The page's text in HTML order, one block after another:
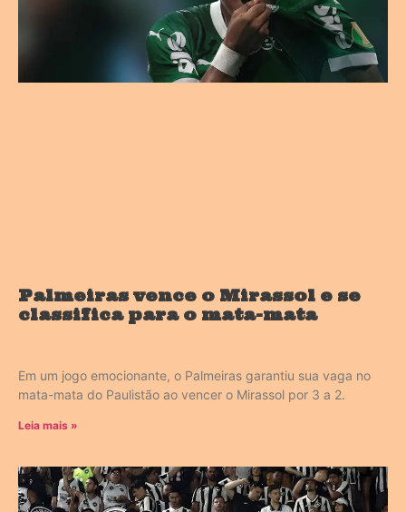
Palmeiras vence o Mirassol e se
classifica para o mata-mata
Em um jogo emocionante, o Palmeiras garantiu sua vaga no
mata-mata do Paulistão ao vencer o Mirassol por 3 a 2.
Leia mais »